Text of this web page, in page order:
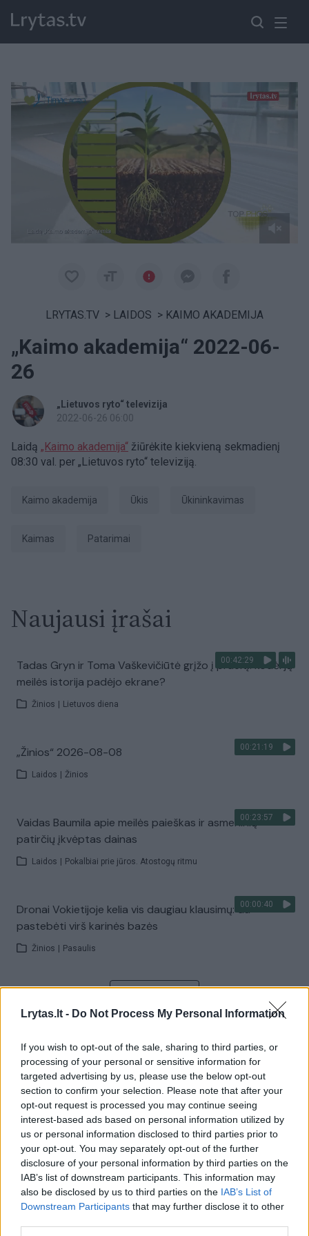
Lrytas.lt - Do Not Process My Personal Information
If you wish to opt-out of the sale, sharing to third parties, or
processing of your personal or sensitive information for
targeted advertising by us, please use the below opt-out
section to confirm your selection. Please note that after your
opt-out request is processed you may continue seeing
interest-based ads based on personal information utilized by
us or personal information disclosed to third parties prior to
your opt-out. You may separately opt-out of the further
disclosure of your personal information by third parties on the
IAB’s list of downstream participants. This information may
also be disclosed by us to third parties on the IAB’s List of
Downstream Participants that may further disclose it to other
Paremkite Ukrainą
LRYTAS.TV > LAIDOS > KAIMO AKADEMIJA
„Kaimo akademija“ 2022-06-
26
„Lietuvos ryto“ televizija
2022-06-26 06:00
Laidą „Kaimo akademija“ žiūrėkite kiekvieną sekmadienį
08:30 val. per „Lietuvos ryto“ televiziją.
Kaimo akademija ūkis ūkininkavimas
kaimas Patarimai
Naujausi įrašai
00:42:29
Tadas Gryn ir Toma Vaškevičiūtė grįžo į praeitį: kodėl jų
meilės istorija padėjo ekrane?
Žinios Lietuvos diena
00:21:19
„Žinios“ 2026-08-08
Laidos Žinios
00:23:57
Vaidas Baumila apie meilės paieškas ir asmeninių
patirčių įkvėptas dainas
Laidos Pokalbiai prie jūros. Atostogų ritmu
00:00:40
Dronai Vokietijoje kelia vis daugiau klausimų: du
pastebėti virš karinės bazės
Žinios Pasaulis
Žiūrimiausi įrašai
00:00:30
Vaizdai iš tragiškos avarijos Vilniaus r.: dviejų moterų ir
vaiko gyvybių išgelbėti nepavyko
Žinios | Lietuvos diena
00:00:57
Savaitės vidurys nusimato karštas: temperatūra kils iki
32 laipsnių šilumos